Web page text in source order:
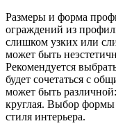
Размеры и форма
ограждений из
слишком узких или
может быть
Рекомендуется
будет сочетаться с
может быть
круглая. Выбор формы
стиля интерьера.